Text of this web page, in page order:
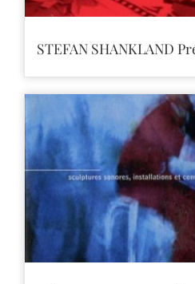
STEFAN SHANKLAND